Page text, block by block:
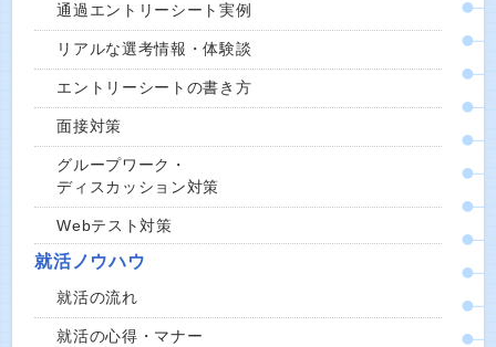
通過エントリーシート実例
リアルな選考情報・体験談
エントリーシートの書き方
面接対策
グループワーク・
ディスカッション対策
Webテスト対策
就活ノウハウ
就活の流れ
就活の心得・マナー